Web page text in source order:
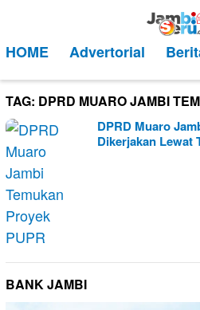
kontenMobile
HOME Advertorial
TAG: DPRD MUARO JAMBI
DPRD Muaro
Dikerjakan Lewat
BANK JAMBI